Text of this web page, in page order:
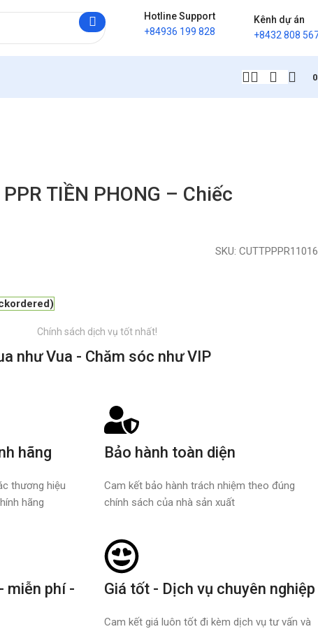
Hotline Support
+84936 199 828
Kênh dự án
+8432 808
TIỀN PHONG – Chiếc
SKU: CUTTPPPR11016
Chính sách dịch vụ tốt nhất!
như Vua - Chăm sóc như VIP
hãng
thương hiệu
hãng
Bảo hành toàn diện
Cam kết bảo hành trách nhiệm theo đúng
chính sách của nhà sản xuất
miễn phí -
Giá tốt - Dịch vụ chuyên nghiệp
Cam kết giá luôn tốt đi kèm dịch vụ tư vấn và